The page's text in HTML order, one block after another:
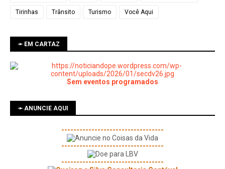
Tirinhas Trânsito Turismo Você Aqui
➛ EM CARTAZ
Sem eventos programados
➛ ANUNCIE AQUI
----------------------------------
----------------------------------
----------------------------------